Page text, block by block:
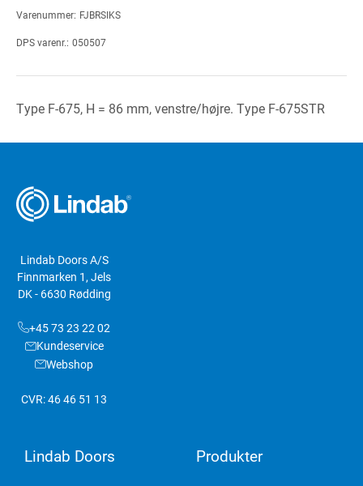
Varenummer: FJBRSIKS
DPS varenr.: 050507
Type F-675, H = 86 mm, venstre/højre. Type F-675STR
Lindab Doors A/S
Finnmarken 1, Jels
DK - 6630 Rødding
+45 73 23 22 02
Kundeservice
Webshop
CVR: 46 46 51 13
Lindab Doors Produkter